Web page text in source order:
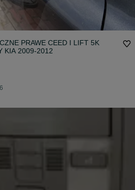
PRAWE CEED I LIFT 5K
KIA 2009-2012